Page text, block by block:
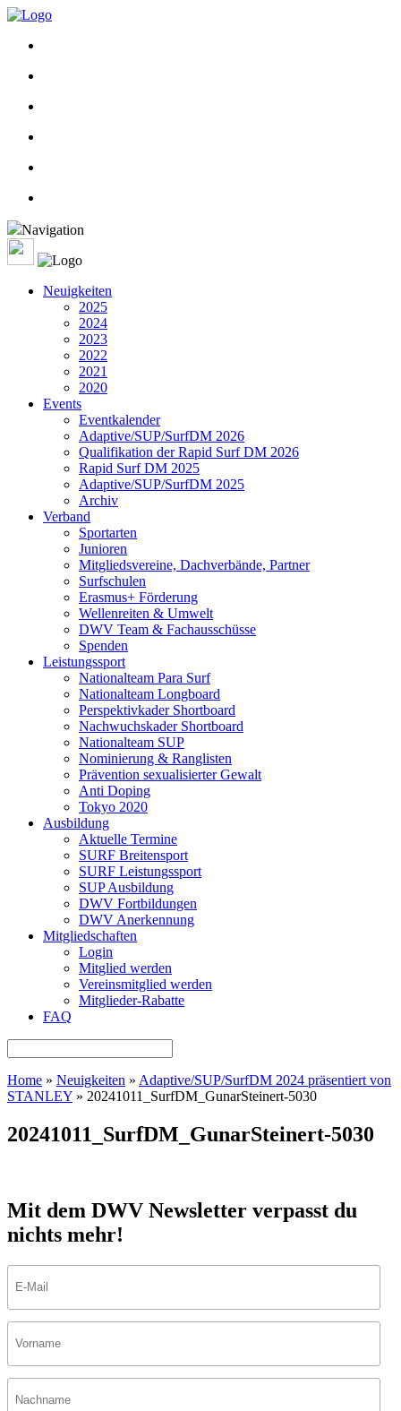
Navigation
Neuigkeiten
2025
2024
2023
2022
2021
2020
Events
Eventkalender
Adaptive/SUP/SurfDM 2026
Qualifikation der Rapid Surf DM 2026
Rapid Surf DM 2025
Adaptive/SUP/SurfDM 2025
Archiv
Verband
Sportarten
Junioren
Mitgliedsvereine, Dachverbände, Partner
Surfschulen
Erasmus+ Förderung
Wellenreiten & Umwelt
DWV Team & Fachausschüsse
Spenden
Leistungssport
Nationalteam Para Surf
Nationalteam Longboard
Perspektivkader Shortboard
Nachwuchskader Shortboard
Nationalteam SUP
Nominierung & Ranglisten
Prävention sexualisierter Gewalt
Anti Doping
Tokyo 2020
Ausbildung
Aktuelle Termine
SURF Breitensport
SURF Leistungssport
SUP Ausbildung
DWV Fortbildungen
DWV Anerkennung
Mitgliedschaften
Login
Mitglied werden
Vereinsmitglied werden
Mitglieder-Rabatte
FAQ
Home » Neuigkeiten » Adaptive/SUP/SurfDM 2024 präsentiert von
STANLEY » 20241011_SurfDM_GunarSteinert-5030
20241011_SurfDM_GunarSteinert-5030
Mit dem DWV Newsletter verpasst du
nichts mehr!